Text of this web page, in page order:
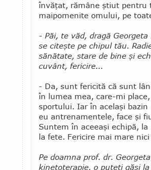
învăţat, ră­mâne şti­ut pentru
maipomenite omu­­lui, pe
- Păi, te văd, dra­gă Georgeta
se citeşte pe chipul tău.
sănă­tate, stare de bine şi
cuvânt, fericire...
- Da, sunt fericită că sunt
în lumea mea, care-mi
sportului. Iar în acelaşi bazin
eu antre­na­mentele, face şi
Suntem în aceeaşi echipă,
la fete. Fericire mai mare
Pe doamna prof. dr.
kinetoterapie, o puteţi găsi